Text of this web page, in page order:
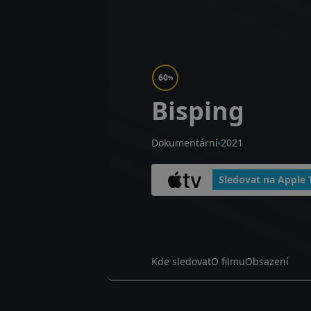
60%
Bisping
Dokumentární 2021
Sledovat na Apple
Kde sledovatO filmuObsazení